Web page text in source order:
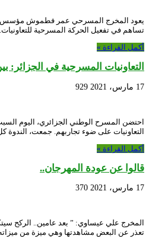
يعود المخرج المسرحي عمر فطموش مؤسس
تساهم في تفعيل الحركة المسرحية
أكمل القراءة »
التعاونيات المسرحية في الجزائر:
17 مارس، 2021 929
التعاونيات على ضوء تجاربهم. جمعت،
أكمل القراءة »
قالوا عن عودة المهرجان..
17 مارس، 2021 370
المخرج علي عيساوي: ” بعد عامين.. الركح
تعذر عن البعض مشاهدتها وهي ميزة من